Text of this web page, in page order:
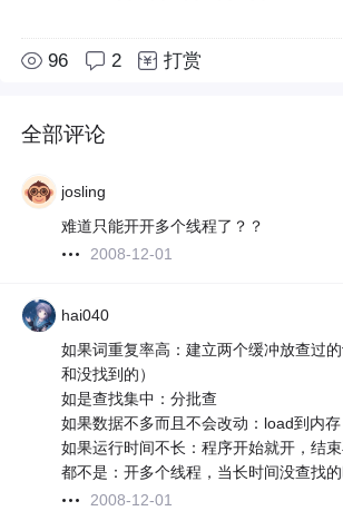
96 2 打赏
全部评论
josling
难道只能开开多个线程了？？
2008-12-01
hai040
如果词重复率高：建立两个缓冲放查过
和没找到的）
如是查找集中：分批查
如果数据不多而且不会改动：load到内存
如果运行时间不长：程序开始就开，结
都不是：开多个线程，当长时间没查找
2008-12-01